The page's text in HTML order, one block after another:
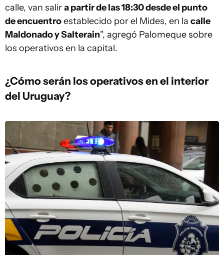
calle, van salira partir de las 18:30 desde el punto
de encuentroestablecido por el Mides, en la calle
Maldonado y Salterain", agregó Palomeque sobre
los operativos en la capital.
¿Cómo serán los operativos en el interior
del Uruguay?